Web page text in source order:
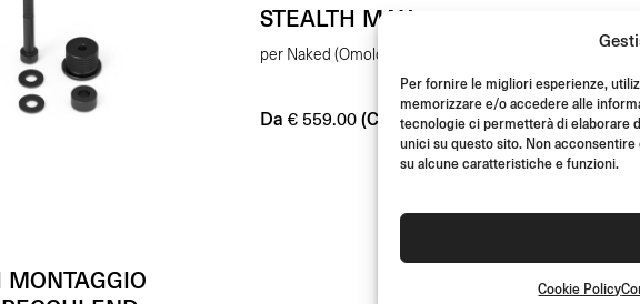
Per fornire le migliori esperienze,
memorizzare e/o accedere alle
tecnologie ci permetterà di elaborare
unici su questo sito. Non
su alcune caratteristiche e funzioni.
Cookie Policy
MONTAGGIO
STEALTH MAX
per Naked (Omologato E)
Da € 559.00 (Coppia)
KIT